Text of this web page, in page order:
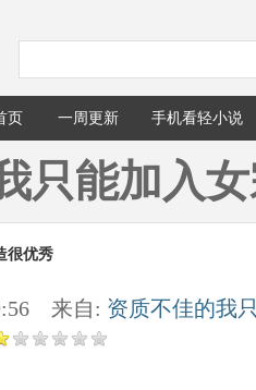
页 一周更新 手机看轻小说
只能加入
很优秀
来自: 资质不佳的我